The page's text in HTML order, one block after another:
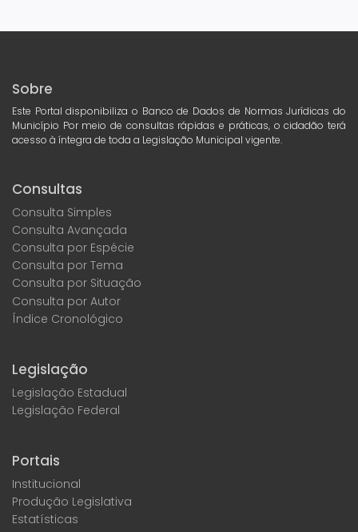
Sobre
Este Portal disponibiliza o Banco de Dados de Normas Jurídicas do
Município Por meio de consultas rápidas e práticas, o cidadão terá
acesso à íntegra de toda a Legislação Municipal vigente.
Consultas
Consulta Simples
Consulta Avançada
Consulta por Espécie
Consulta por Tema
Consulta por Situação
Consulta por Autor
Índice Cronológico
Legislação
Legislação Estadual
Legislação Federal
Portais
Institucional
Produção Legislativa
Estatísticas